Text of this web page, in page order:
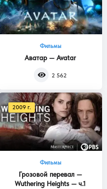
Фильмы
Аватар — Avatar
2 562
2009 г.
Фильмы
Грозовой перевал —
Wuthering Heights — ч.1